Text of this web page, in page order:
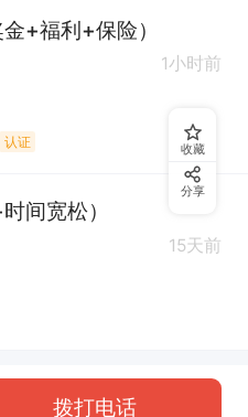
+福利+保险）
1小时前
认证
间宽松）
15天前
收藏
分享
拨打电话